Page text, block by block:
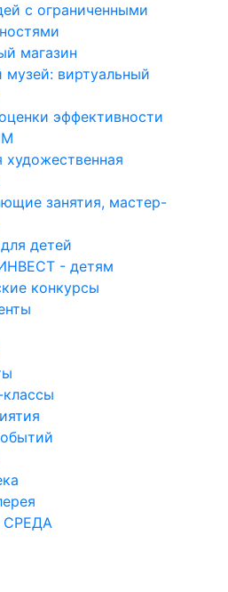
с ограниченными
магазин
музей: виртуальный
эффективности
художественная
занятия, мастер-
детей
- детям
конкурсы